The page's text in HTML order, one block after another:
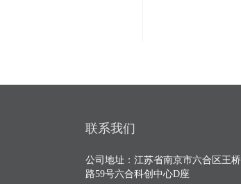
联系我们
公司地址：江苏省南京市六合区王桥
路59号六合科创中心D座